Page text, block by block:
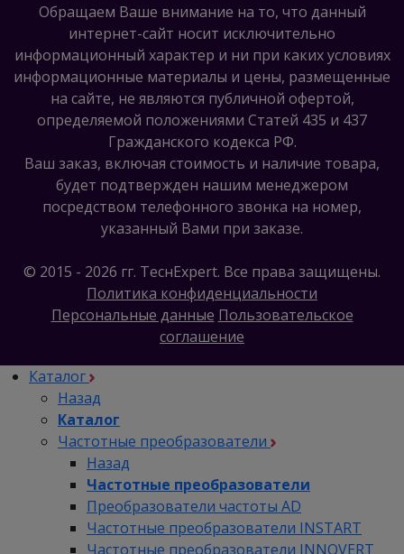
Обращаем Ваше внимание на то, что данный
интернет-сайт носит исключительно
информационный характер и ни при каких условиях
информационные материалы и цены, размещенные
на сайте, не являются публичной офертой,
определяемой положениями Статей 435 и 437
Гражданского кодекса РФ.
Ваш заказ, включая стоимость и наличие товара,
будет подтвержден нашим менеджером
посредством телефонного звонка на номер,
указанный Вами при заказе.
© 2015 - 2026 гг. ТеcнExpert. Все права защищены.
Политика конфиденциальности
Персональные данные Пользовательское
соглашение
Каталог
Назад
Каталог
Частотные преобразователи
Назад
Частотные преобразователи
Преобразователи частоты AD
Частотные преобразователи INSTART
Частотные преобразователи INNOVERT